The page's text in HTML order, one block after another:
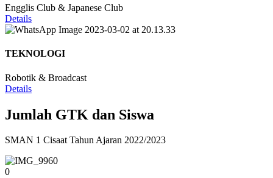
Engglis Club & Japanese Club
Details
TEKNOLOGI
Robotik & Broadcast
Details
Jumlah GTK dan Siswa
SMAN 1 Cisaat Tahun Ajaran 2022/2023
0